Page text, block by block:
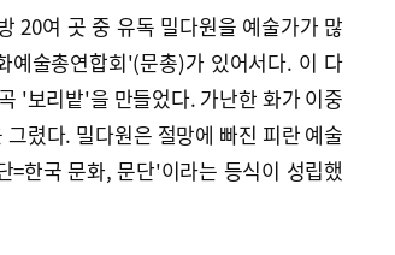
20여 곳 중 유독 밀다원을 예술가가 많
예술총연합회'(문총)가 있어서다. 이 다
'보리밭'을 만들었다. 가난한 화가 이중
렸다. 밀다원은 절망에 빠진 피란 예술
한국 문화, 문단'이라는 등식이 성립했